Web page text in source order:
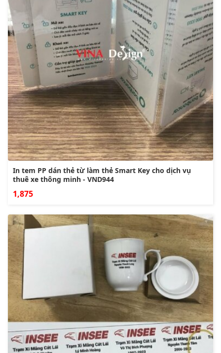
In tem PP dán thẻ từ làm thẻ Smart Key cho dịch vụ
thuê xe thông minh - VND944
1,875